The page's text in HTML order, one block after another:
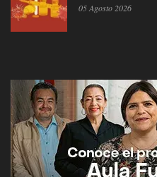
05 Agosto 2026